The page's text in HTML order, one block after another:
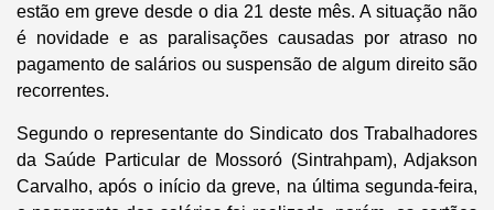
estão em greve desde o dia 21 deste mês. A situação não
é novidade e as paralisações causadas por atraso no
pagamento de salários ou suspensão de algum direito são
recorrentes.
Segundo o representante do Sindicato dos Trabalhadores
da Saúde Particular de Mossoró (Sintrahpam), Adjakson
Carvalho, após o início da greve, na última segunda-feira,